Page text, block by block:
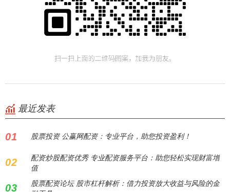
最近发表
01 股票投资 公赢网配资：专业平台，助您投资盈利！
02
配资炒股配资优秀 专业配资服务平台：助您轻松实现财富增
值
03
股票配资论坛 股市杠杆解析：借力投资放大收益与风险的金